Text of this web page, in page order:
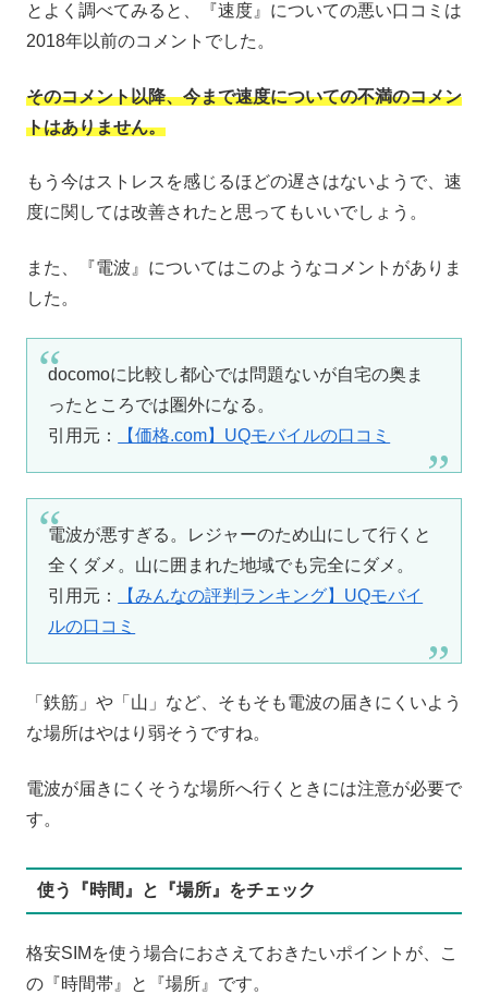
とよく調べてみると、『速度』についての悪い口コミは
2018年以前のコメントでした。
そのコメント以降、今まで速度についての不満のコメン
トはありません。
もう今はストレスを感じるほどの遅さはないようで、速
度に関しては改善されたと思ってもいいでしょう。
また、『電波』についてはこのようなコメントがありま
した。
docomoに比較し都心では問題ないが自宅の奥ま
ったところでは圏外になる。
引用元：
【価格.com】UQモバイルの口コミ
電波が悪すぎる。レジャーのため山にして行くと
全くダメ。山に囲まれた地域でも完全にダメ。
引用元：
【みんなの評判ランキング】UQモバイ
ルの口コミ
「鉄筋」や「山」など、そもそも電波の届きにくいよう
な場所はやはり弱そうですね。
電波が届きにくそうな場所へ行くときには注意が必要で
す。
使う『時間』と『場所』をチェック
格安SIMを使う場合におさえておきたいポイントが、こ
の『時間帯』と『場所』です。